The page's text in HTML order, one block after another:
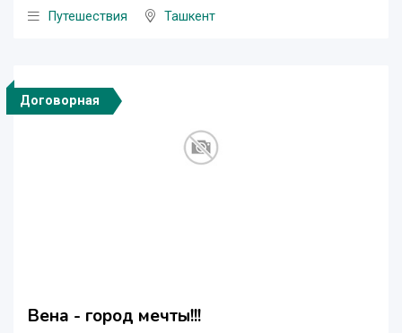
Путешествия
Ташкент
Договорная
Вена - город мечты!!!